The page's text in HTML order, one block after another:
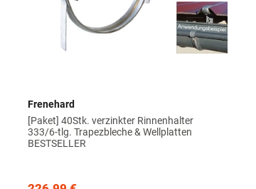
Frenehard
[Paket] 40Stk. verzinkter Rinnenhalter
333/6-tlg. Trapezbleche & Wellplatten
BESTSELLER